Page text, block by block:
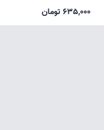
635,000 تومان